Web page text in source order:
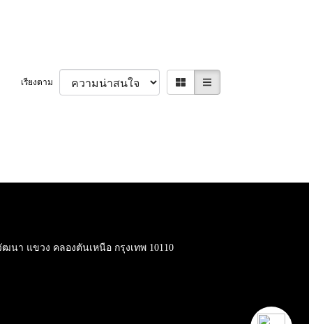
เรียงตาม
ฒนา แขวง คลองตันเหนือ กรุงเทพ 10110